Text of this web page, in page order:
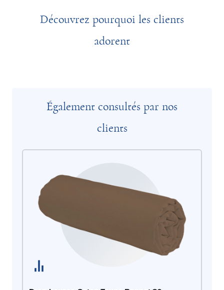
Découvrez pourquoi les clients
adorent
Également consultés par nos
clients